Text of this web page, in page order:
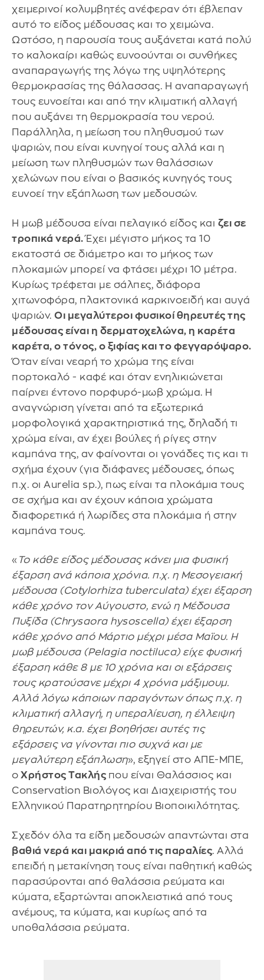
χειμερινοί κολυμβητές ανέφεραν ότι έβλεπαν
αυτό το είδος μέδουσας και το χειμώνα.
Ωστόσο, η παρουσία τους αυξάνεται κατά πολύ
το καλοκαίρι καθώς ευνοούνται οι συνθήκες
αναπαραγωγής της λόγω της υψηλότερης
θερμοκρασίας της θάλασσας. Η αναπαραγωγή
τους ευνοείται και από την κλιματική αλλαγή
που αυξάνει τη θερμοκρασία του νερού.
Παράλληλα, η μείωση του πληθυσμού των
ψαριών, που είναι κυνηγοί τους αλλά και η
μείωση των πληθυσμών των θαλάσσιων
χελώνων που είναι ο βασικός κυνηγός τους
ευνοεί την εξάπλωση των μεδουσών.
Η μωβ μέδουσα είναι πελαγικό είδος και ζει σε
τροπικά νερά.Έχει μέγιστο μήκος τα 10
εκατοστά σε διάμετρο και το μήκος των
πλοκαμιών μπορεί να φτάσει μέχρι 10 μέτρα.
Κυρίως τρέφεται με σάλπες, διάφορα
χιτωνοφόρα, πλακτονικά καρκινοειδή και αυγά
ψαριών. Οι μεγαλύτεροι φυσικοί θηρευτές της
μέδουσας είναι η δερματοχελώνα, η καρέτα
καρέτα, ο τόνος, ο ξιφίας και το φεγγαρόψαρο.
Όταν είναι νεαρή το χρώμα της είναι
πορτοκαλό - καφέ και όταν ενηλικιώνεται
παίρνει έντονο πορφυρό-μωβ χρώμα. Η
αναγνώριση γίνεται από τα εξωτερικά
μορφολογικά χαρακτηριστικά της, δηλαδή τι
χρώμα είναι, αν έχει βούλες ή ρίγες στην
καμπάνα της, αν φαίνονται οι γονάδες τις και τι
σχήμα έχουν (για διάφανες μέδουσες, όπως
π.χ. οι Aurelia sp.), πως είναι τα πλοκάμια τους
σε σχήμα και αν έχουν κάποια χρώματα
διαφορετικά ή λωρίδες στα πλοκάμια ή στην
καμπάνα τους.
« Το κάθε είδος μέδουσας κάνει μια φυσική
έξαρση ανά κάποια χρόνια. π.χ. η Μεσογειακή
μέδουσα (Cotylorhiza tuberculata) έχει έξαρση
κάθε χρόνο τον Αύγουστο, ενώ η Μέδουσα
Πυξίδα (Chrysaora hysoscella) έχει έξαρση
κάθε χρόνο από Μάρτιο μέχρι μέσα Μαϊου. Η
μωβ μέδουσα (Pelagia noctiluca) είχε φυσική
έξαρση κάθε 8 με 10 χρόνια και οι εξάρσεις
τους κρατούσανε μέχρι 4 χρόνια μάξιμουμ.
Αλλά λόγω κάποιων παραγόντων όπως π.χ. η
κλιματική αλλαγή, η υπεραλίευση, η έλλειψη
θηρευτών, κ.α. έχει βοηθήσει αυτές τις
εξάρσεις να γίνονται πιο συχνά και με
μεγαλύτερη εξάπλωση», εξηγεί στο ΑΠΕ-ΜΠΕ,
ο Χρήστος Τακλής που είναι Θαλάσσιος και
Conservation Βιολόγος και Διαχειριστής του
Ελληνικού Παρατηρητηρίου Βιοποικιλότητας.
Σχεδόν όλα τα είδη μεδουσών απαντώνται στα
βαθιά νερά και μακριά από τις παραλίες. Αλλά
επειδή η μετακίνηση τους είναι παθητική καθώς
παρασύρονται από θαλάσσια ρεύματα και
κύματα, εξαρτώνται αποκλειστικά από τους
ανέμους, τα κύματα, και κυρίως από τα
υποθαλάσσια ρεύματα.